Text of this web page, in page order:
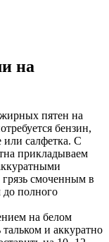
на
пятен на
бензин,
салфетка. С
прикладываем
смоченным в
полного
на белом
и аккуратно